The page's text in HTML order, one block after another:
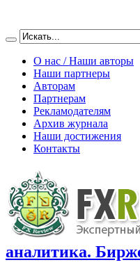
О нас / Наши авторы
Наши партнеры
Авторам
Партнерам
Рекламодателям
Архив журнала
Наши достижения
Контакты
аналитика.